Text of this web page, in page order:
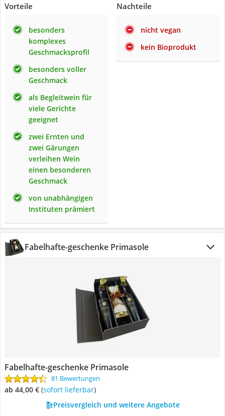
Vorteile
besonders
komplexes
Geschmacksprofil
besonders voller
Geschmack
als Begleitwein für
viele Gerichte
geeignet
zwei Ernten und
zwei Gärungen
verleihen Wein
einen besonderen
Geschmack
von unabhängigen
Instituten prämiert
Nachteile
nicht vegan
kein Bioprodukt
Fabelhafte-geschenke Primasole
Fabelhafte-geschenke Primasole
81 Bewertungen
ab 44,00 € ( Sofort lieferbar)
Preisvergleich und weitere Angebote